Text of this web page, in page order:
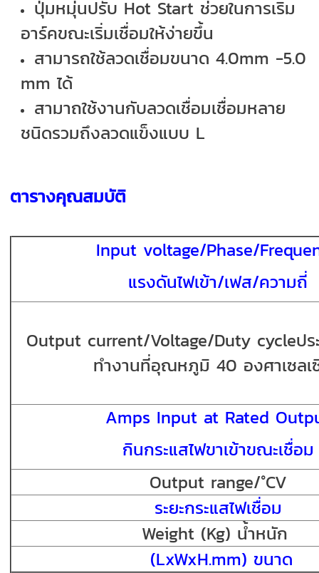
ปุ่มหมุ่นปรับ Hot Start ช่วยในการเริ่ม
อาร์คขณะเริ่มเชื่อมให้ง่ายขึ้น
สามารถใช้ลวดเชื่อมขนาด 4.0mm -5.0
mm ได้
สามาถใช้งานกับลวดเชื่อมเชื่อมหลาย
ชนิดรวมถึงลวดแข็งแบบ L
ตารางคุณสมบัติ
Input voltage/Phase/
แรงดันไฟเข้า/เฟส/ความถี่
Output current/Voltage/Duty cycleป
ทำงานที่อุณหภูมิ 40 องศาเซลเ
Amps Input at Rated
กินกระแสไฟขาเข้าขณะเชื่อม
Output range/°CV
ระยะกระแสไฟเชื่อม
Weight (Kg) น้ำหนัก
(LxWxH.mm) ขนาด